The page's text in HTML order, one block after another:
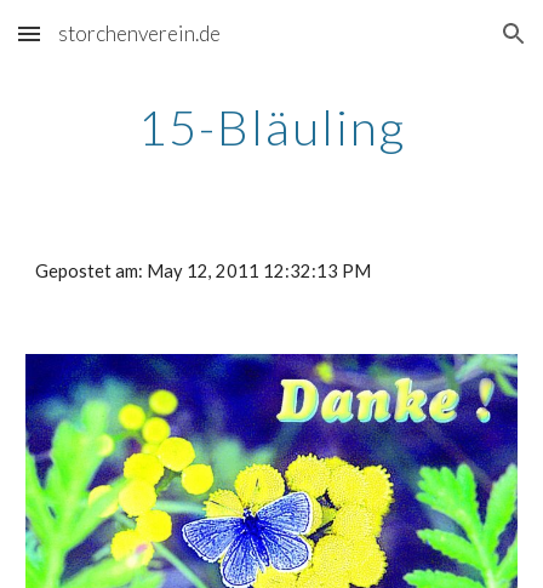
Skip to main content Skip to navigation
storchenverein.de
15-Bläuling
Gepostet am: May 12, 2011 12:32:13 PM